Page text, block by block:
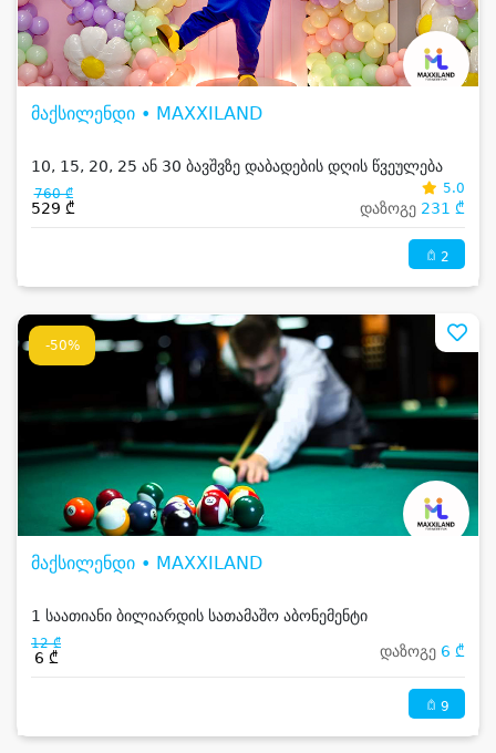
მაქსილენდი • MAXXILAND
10, 15, 20, 25 ან 30 ბავშვზე დაბადების დღის წვეულება
760 ₾
529 ₾
5.0
დაზოგე 231 ₾
2
-50%
მაქსილენდი • MAXXILAND
1 საათიანი ბილიარდის სათამაშო აბონემენტი
12 ₾
6 ₾ დაზოგე 6 ₾
9